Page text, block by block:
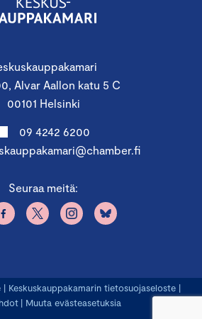
Alvar Aallon katu 5 C
00101 Helsinki
09 4242 6200
Seuraa meitä:
| Keskuskauppakamarin tietosuojaseloste |
| Muuta evästeasetuksia